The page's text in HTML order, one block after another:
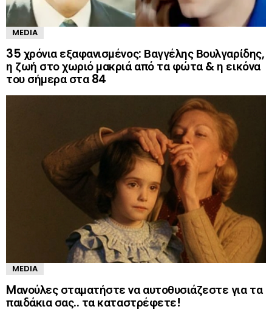
MEDIA
35 χρόνια εξαφανισμένος: Βαγγέλης Βουλγαρίδης,
η ζωή στο χωριό μακριά από τα φώτα & η εικόνα
του σήμερα στα 84
MEDIA
Mανούλες σταματήστε να αυτοθυσιάζεστε για τα
παιδάκια σας.. τα καταστρέφετε!